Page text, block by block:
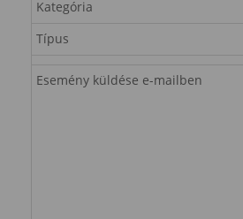
Kategória
Típus
Esemény küldése e-mailben